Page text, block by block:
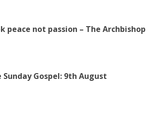
peace not passion – The Archbishop
Sunday Gospel: 9th August